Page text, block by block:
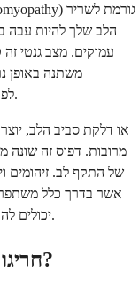
הלב שלך להיות עבה
משתנה באופן
לפרוצדורות, בעוד שאחרים רק זקוקים למעקב קבוע.
של התקף לב. זיהומים
אשר בדרך כלל
יכולים להרגיש מפחידים, אך רוב המקרים מחלימים לחלוטין.
מה יכול לגרום לתוצאות ECG חריגות?